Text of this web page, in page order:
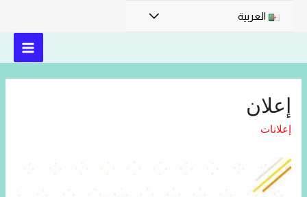
العربية
إعلان
إعلانات